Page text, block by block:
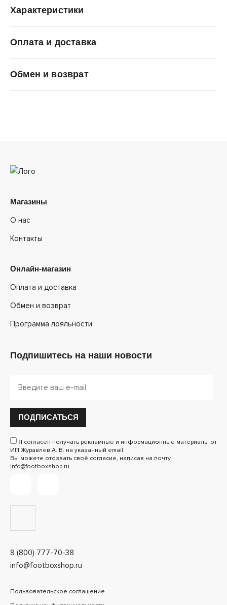
Характеристики
Оплата и доставка
Обмен и возврат
8 (800) 777-70-38
info@footboxshop.ru
Магазины
О нас
Контакты
Онлайн-магазин
Оплата и доставка
Обмен и возврат
Программа лояльности
Подпишитесь на наши новости
ПОДПИСАТЬСЯ
Я согласен получать рекламные и информационные материалы от
ИП Журавлев А. В. на указанный email.
Вы можете отозвать своё согласие, написав на почту
info@footboxshop.ru
Пользовательское соглашение